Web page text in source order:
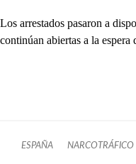
Los arrestados pasaron a
continúan abiertas a la espera
ESPAÑA NARCOTRÁFICO